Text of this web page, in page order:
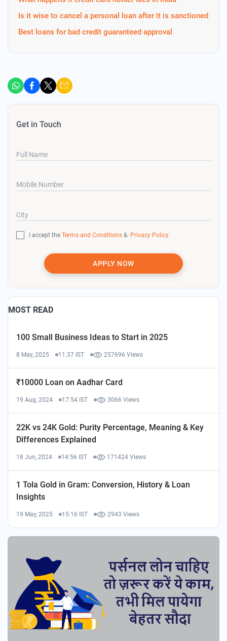
Is it wise to cancel a personal loan after it is sanctioned
Best loans for bad credit guaranteed approval
Get in Touch
Full Name
Mobile Number
City
I accept the Terms and Conditions & Privacy Policy
APPLY NOW
MOST READ
100 Small Business Ideas to Start in 2025
8 May, 2025 11:37 IST 257696 Views
₹10000 Loan on Aadhar Card
19 Aug, 2024 17:54 IST 3066 Views
22K vs 24K Gold: Purity Percentage, Meaning & Key
Differences Explained
18 Jun, 2024 14:56 IST 171424 Views
1 Tola Gold in Gram: Conversion, History & Loan
Insights
19 May, 2025 15:16 IST 2943 Views